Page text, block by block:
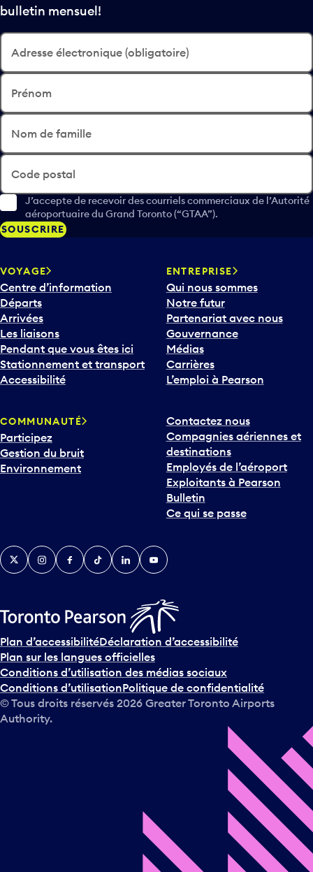
Adresse électronique (obligatoire)
Prénom
Nom de famille
Code postal
aéroportuaire du Grand Toronto (“GTAA”).
SOUSCRIRE
Centre d’information
Départs
Arrivées
Les liaisons
Pendant que vous êtes ici
Stationnement et transport
Accessibilité
Qui nous sommes
Notre futur
Partenariat avec nous
Gouvernance
Médias
Carrières
L’emploi à Pearson
Participez
Gestion du bruit
Environnement
Compagnies aériennes et
destinations
Employés de l’aéroport
Exploitants à Pearson
Bulletin
Ce qui se passe
Plan d’accessibilitéDéclaration d’accessibilité
Plan sur les langues officielles
Conditions d’utilisation des médias sociaux
Conditions d’utilisation Politique de confidentialité
© Tous droits réservés2026Greater Toronto Airports
Authority.